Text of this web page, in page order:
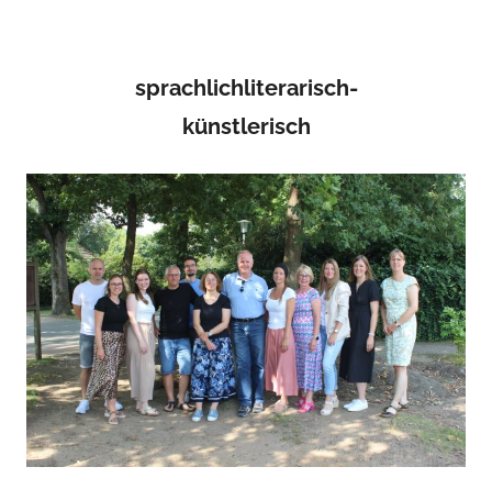
sprachlichliterarisch-
künstlerisch